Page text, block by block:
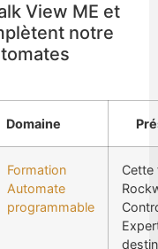
View ME et
notre
Domaine
Formation
Automate
programmable
Cette